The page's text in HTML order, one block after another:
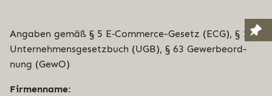
Angaben gemäß § 5 E‑Com­mer­ce-Gesetz (ECG), § 14
Unter­neh­mens­ge­setz­buch (UGB), § 63 Gewer­be­ord­
nung (GewO)
Fir­men­na­me: